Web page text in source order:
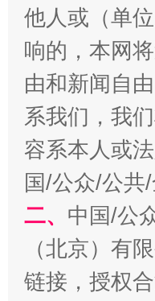
千年窑火
揭开“小金库”
他人或（单
响的，本网
由和新闻自
系我们，我
容系本人或
国/公众/公共
二、 中国/公
（北京）有
链接，授权